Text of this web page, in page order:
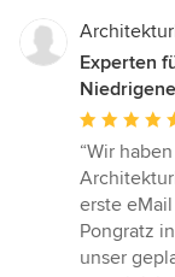
Experten
Bewertung:
5
von
5
Sternen
“Wir
erste
Pongratz
unser